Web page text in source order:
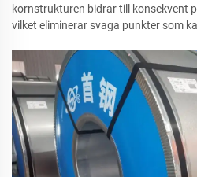
kornstrukturen bidrar till konsekvent
vilket eliminerar svaga punkter som